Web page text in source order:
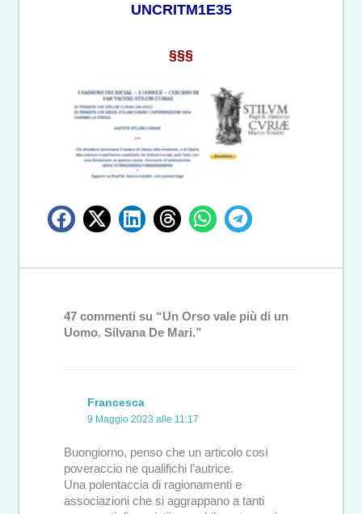
UNCRITM1E35
§§§
47 commenti su “Un Orso vale più di un
Uomo. Silvana De Mari.”
Francesca
9 Maggio 2023 alle 11:17
Buongiorno, penso che un articolo così
poveraccio ne qualifichi l’autrice.
Una polentaccia di ragionamenti e
associazioni che si aggrappano a tanti